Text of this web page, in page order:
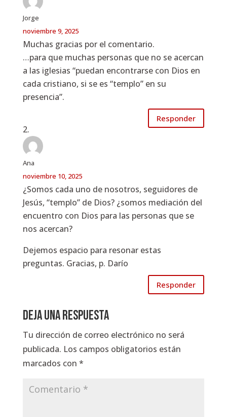
Jorge
noviembre 9, 2025
Muchas gracias por el comentario.
…para que muchas personas que no se acercan
a las iglesias “puedan encontrarse con Dios en
cada cristiano, si se es “templo” en su
presencia”.
Responder
Ana
noviembre 10, 2025
¿Somos cada uno de nosotros, seguidores de
Jesús, “templo” de Dios? ¿somos mediación del
encuentro con Dios para las personas que se
nos acercan?
Dejemos espacio para resonar estas
preguntas. Gracias, p. Darío
Responder
Deja una respuesta
Tu dirección de correo electrónico no será
publicada. Los campos obligatorios están
marcados con *